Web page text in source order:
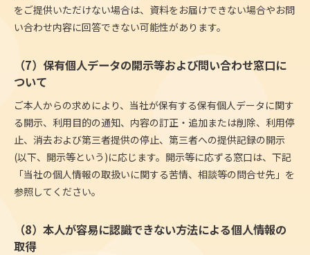
をご提供いただけない場合は、資料をお届けできない場合やお問
い合わせ内容に回答できない可能性があります。
（7）保有個人データの開示等および問い合わせ窓口に
ついて
ご本人からの求めにより、当社が保有する保有個人データに関す
る開示、利用目的の通知、内容の訂正・追加または削除、利用停
止、消去および第三者提供の停止、第三者への提供記録の開示
(以下、開示等という)に応じます。開示等に応ずる窓口は、下記
「当社の個人情報の取扱いに関する苦情、相談等の問合せ先」を
参照してください。
（8）本人が容易に認識できない方法による個人情報の
取得